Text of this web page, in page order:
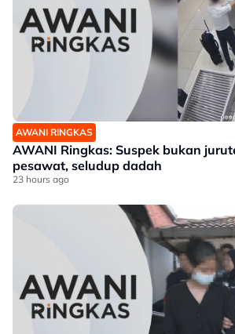
AWANI RINGKAS
AWANI Ringkas: Suspek bukan
pesawat, seludup dadah
23 hours ago